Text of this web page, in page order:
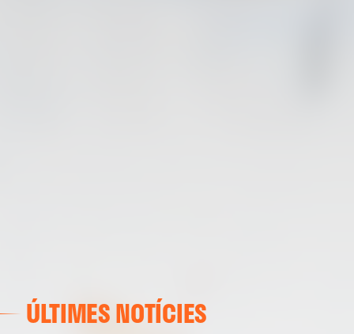
ÚLTIMES NOTÍCIES